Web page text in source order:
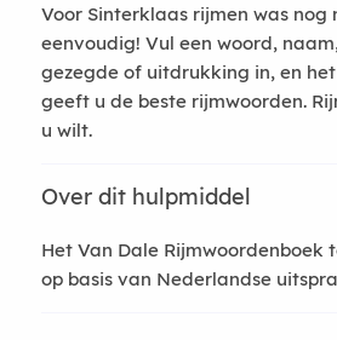
Voor Sinterklaas rijmen was nog
eenvoudig! Vul een woord,
gezegde of uitdrukking in, en
geeft u de beste rijmwoorden.
u wilt.
Over dit hulpmiddel
Het Van Dale Rijmwoordenboek
op basis van Nederlandse